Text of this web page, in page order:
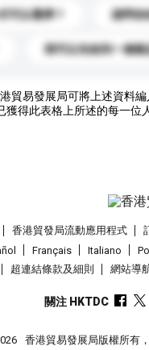
可以選擇？ 請問你
我可以先收到一個樣
貿易發展局可將上述資料
得此表格上所述的每一位
香港貿發局流動應用程式
Français Italiano
超連結條款及細則 網站導
關注 HKTDC
香港貿易發展局版權所有